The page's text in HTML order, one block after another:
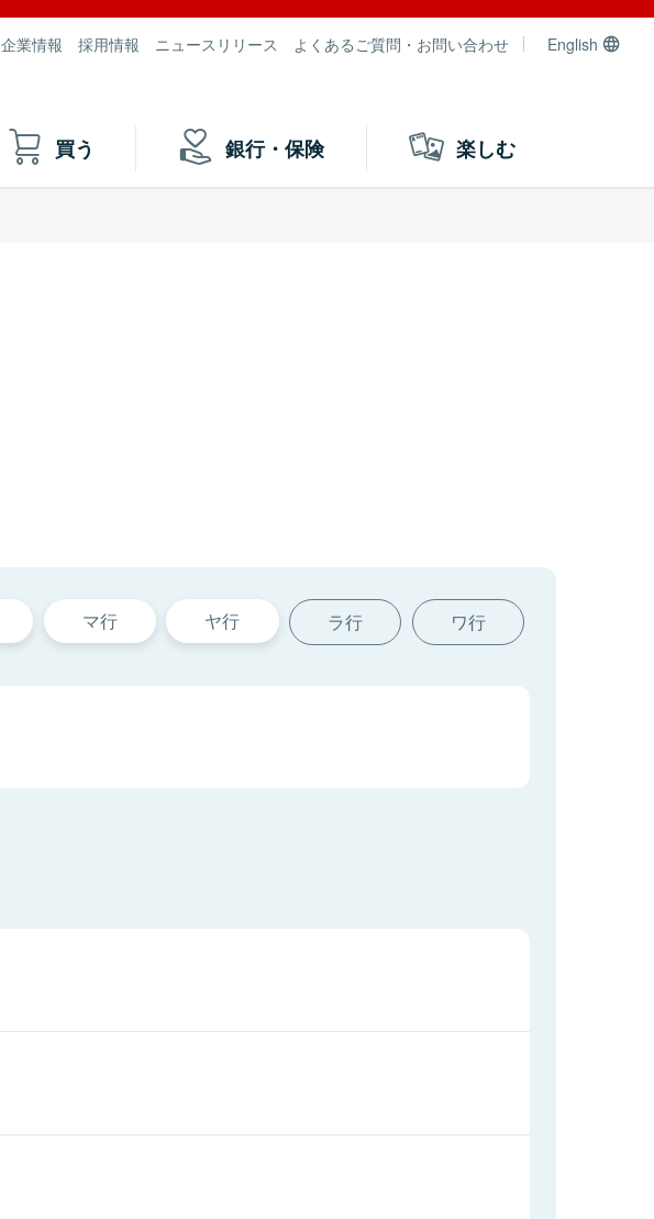
企業情報 採用情報 ニュースリリース よくあるご質問・お問い合わせ English
買う 銀行・保険 楽しむ
マ行 ヤ行 ラ行 ワ行